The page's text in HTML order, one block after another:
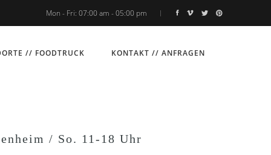
Mon - Fri: 07:00 am - 05:00 pm
// FOODTRUCK KONTAKT // ANFRAGEN
/ So. 11-18 Uhr